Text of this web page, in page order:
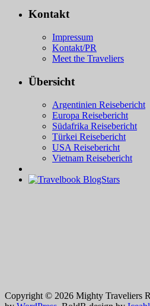
Kontakt
Impressum
Kontakt/PR
Meet the Traveliers
Übersicht
Argentinien Reisebericht
Europa Reisebericht
Südafrika Reisebericht
Türkei Reisebericht
USA Reisebericht
Vietnam Reisebericht
Copyright © 2026 Mighty Traveliers